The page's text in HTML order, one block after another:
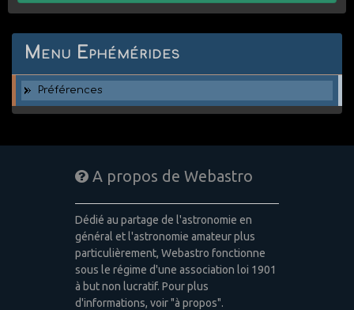
Menu Ephémérides
Préférences
A propos de Webastro
Dédié au partage de l'astronomie en
général et l'astronomie amateur plus
particulièrement, Webastro fonctionne
sous le régime d'une association loi 1901
à but non lucratif. Pour plus
d'informations, voir "à propos".